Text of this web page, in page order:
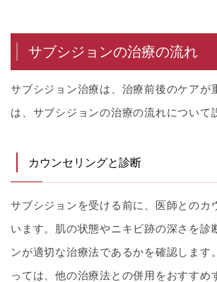
サブシジョンの治療の流れ
サブシジョン治療は、治療前後のケアが
は、サブシジョンの治療の流れについて
カウンセリングと診断
サブシジョンを受ける前に、医師とのカ
います。肌の状態やニキビ跡の深さを診
ンが適切な治療法であるかを確認します
っては、他の治療法との併用をおすすめ